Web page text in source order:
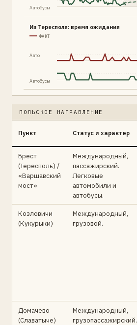
Автобусы
Из Тересполя: время ожидания
ФАКТ
Авто
Автобусы
ПОЛЬСКОЕ НАПРАВЛЕНИЕ
Пункт Статус и характер
Брест
(Тересполь) /
«Варшавский
мост»
Международный,
пассажирский.
Легковые
автомобили и
автобусы.
Козловичи
(Кукурыки)
Международный,
грузовой.
Домачево
(Славатыче)
Международный,
грузопассажирский.